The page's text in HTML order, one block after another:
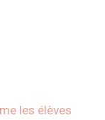
les élèves